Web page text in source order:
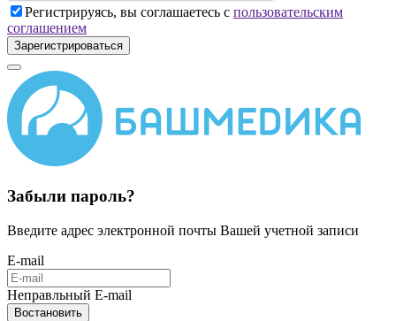
Регистрируясь, вы соглашаетесь с пользовательским
соглашением
Зарегистрироваться
Забыли пароль?
Введите адрес электронной почты Вашей учетной записи
E-mail
Неправльный E-mail
Востановить